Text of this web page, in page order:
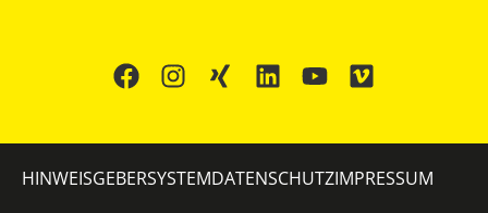
HINWEISGEBERSYSTEMDATENSCHUTZIMPRESSUM